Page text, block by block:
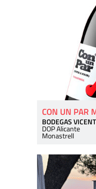
CON UN PAR
BODEGAS
DOP Alicante
Monastrell